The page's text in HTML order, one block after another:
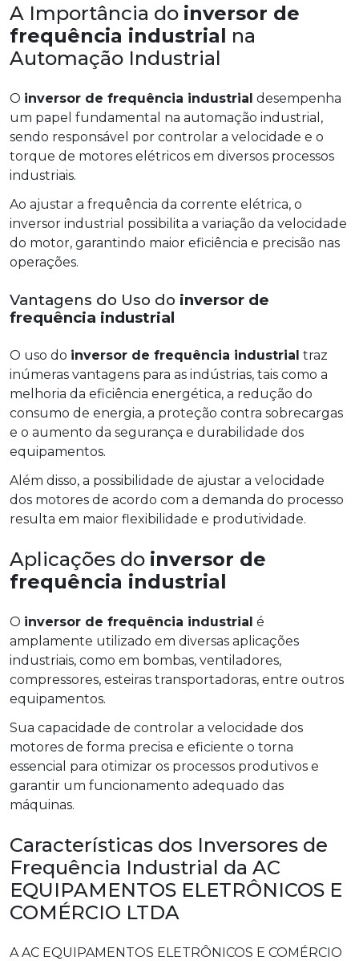
A Importância do inversor de
frequência industrial na
Automação Industrial
O inversor de frequência industrial desempenha
um papel fundamental na automação industrial,
sendo responsável por controlar a velocidade e o
torque de motores elétricos em diversos processos
industriais.
Ao ajustar a frequência da corrente elétrica, o
inversor industrial possibilita a variação da velocidade
do motor, garantindo maior eficiência e precisão nas
operações.
Vantagens do Uso do inversor de
frequência industrial
O uso do inversor de frequência industrial traz
inúmeras vantagens para as indústrias, tais como a
melhoria da eficiência energética, a redução do
consumo de energia, a proteção contra sobrecargas
e o aumento da segurança e durabilidade dos
equipamentos.
Além disso, a possibilidade de ajustar a velocidade
dos motores de acordo com a demanda do processo
resulta em maior flexibilidade e produtividade.
Aplicações do inversor de
frequência industrial
O inversor de frequência industrial é
amplamente utilizado em diversas aplicações
industriais, como em bombas, ventiladores,
compressores, esteiras transportadoras, entre outros
equipamentos.
Sua capacidade de controlar a velocidade dos
motores de forma precisa e eficiente o torna
essencial para otimizar os processos produtivos e
garantir um funcionamento adequado das
máquinas.
Características dos Inversores de
Frequência Industrial da AC
EQUIPAMENTOS ELETRÔNICOS E
COMÉRCIO LTDA
A AC EQUIPAMENTOS ELETRÔNICOS E COMÉRCIO